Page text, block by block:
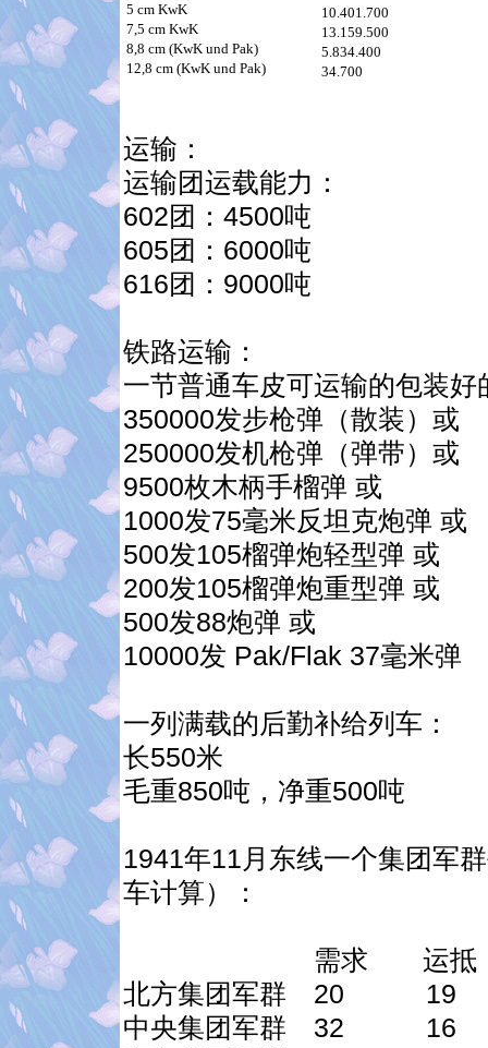
5 cm KwK
7,5 cm KwK
8,8 cm (KwK und Pak)
12,8 cm (KwK und Pak)
10.401.700
13.159.500
5.834.400
34.700
运输：
运输团运载能力：
602团：4500吨
605团：6000吨
616团：9000吨
铁路运输：
一节普通车皮可运输的包装
350000发步枪弹（散装）或
250000发机枪弹（弹带）或
9500枚木柄手榴弹 或
1000发75毫米反坦克炮弹 或
500发105榴弹炮轻型弹 或
200发105榴弹炮重型弹 或
500发88炮弹 或
10000发 Pak/Flak 37毫米弹
一列满载的后勤补给列车：
长550米
毛重850吨，净重500吨
1941年11月东线一个集团军
车计算）：
需求 运抵
北方集团军群 20 19
中央集团军群 32 16